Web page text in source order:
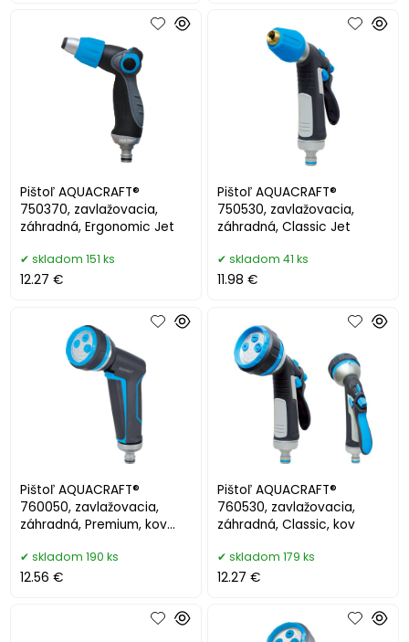
Pištoľ AQUACRAFT®
750370, zavlažovacia,
záhradná, Ergonomic Jet
skladom 151 ks
12.27 €
Pištoľ AQUACRAFT®
750530, zavlažovacia,
záhradná, Classic Jet
skladom 41 ks
11.98 €
Pištoľ AQUACRAFT®
760050, zavlažovacia,
záhradná, Premium, kov
skladom 190 ks
12.56 €
Pištoľ AQUACRAFT®
760530, zavlažovacia,
záhradná, Classic, kov
skladom 179 ks
12.27 €